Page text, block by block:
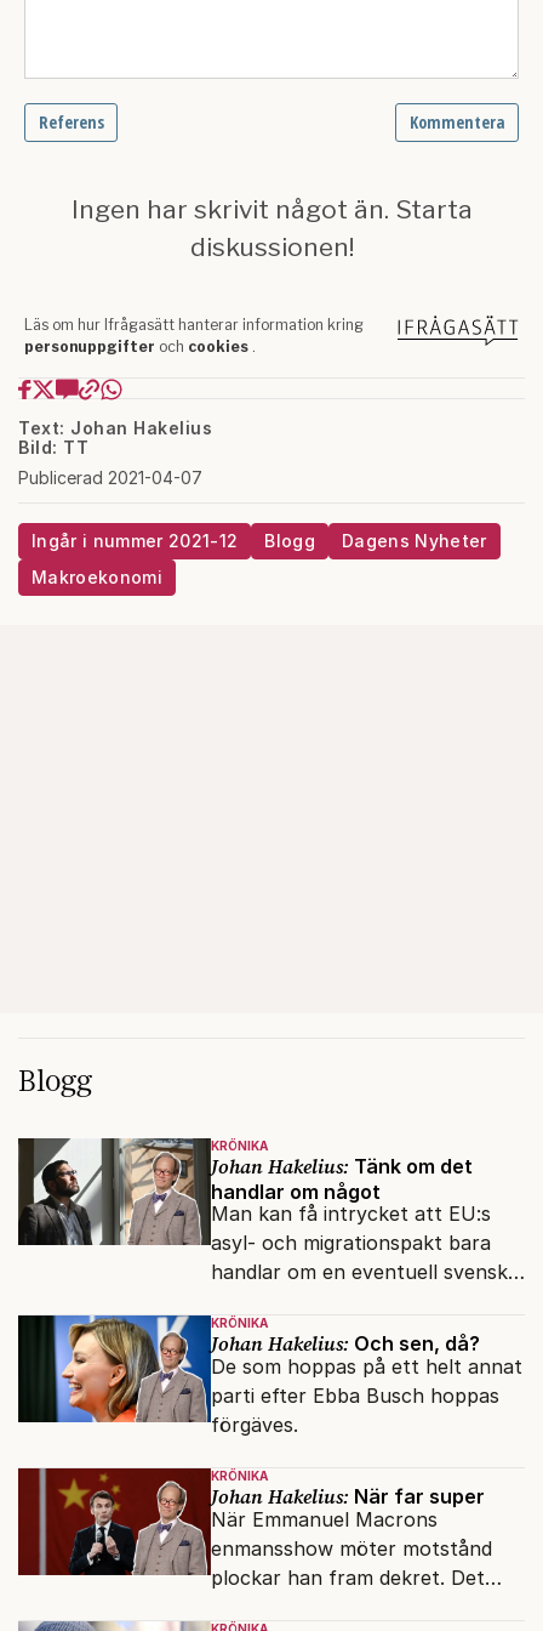
Text: Johan Hakelius
Bild: TT
Publicerad 2021-04-07
Ingår i nummer 2021-12 Blogg
Dagens Nyheter
Makroekonomi
Blogg
KRÖNIKA
Johan Hakelius: Tänk om det
handlar om något
Man kan få intrycket att EU:s
asyl- och migrationspakt bara
handlar om en eventuell svensk
KRÖNIKA
Johan Hakelius: Och sen, då?
De som hoppas på ett helt annat
parti efter Ebba Busch hoppas
förgäves.
KRÖNIKA
Johan Hakelius: När far super
När Emmanuel Macrons
enmansshow möter motstånd
plockar han fram dekret. Det